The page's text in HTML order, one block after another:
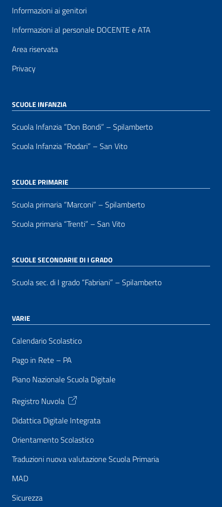
Informazioni ai genitori
Informazioni al personale DOCENTE e ATA
Area riservata
Privacy
SCUOLE INFANZIA
Scuola Infanzia “Don Bondi” – Spilamberto
Scuola Infanzia “Rodari” – San Vito
SCUOLE PRIMARIE
Scuola primaria “Marconi” – Spilamberto
Scuola primaria “Trenti” – San Vito
SCUOLE SECONDARIE DI I GRADO
Scuola sec. di I grado “Fabriani” – Spilamberto
VARIE
Calendario Scolastico
Pago in Rete – PA
Piano Nazionale Scuola Digitale
Registro Nuvola
Didattica Digitale Integrata
Orientamento Scolastico
Traduzioni nuova valutazione Scuola Primaria
MAD
Sicurezza